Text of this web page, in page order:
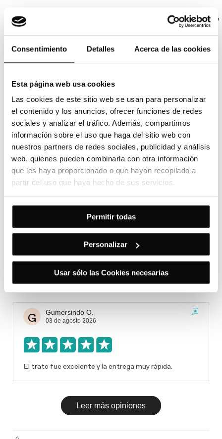
Consentimiento Detalles Acerca de las cookies
Esta página web usa cookies
Las cookies de este sitio web se usan para personalizar
el contenido y los anuncios, ofrecer funciones de redes
sociales y analizar el tráfico. Además, compartimos
información sobre el uso que haga del sitio web con
nuestros partners de redes sociales, publicidad y análisis
web, quienes pueden combinarla con otra información
que les haya proporcionado o que hayan recopilado a
partir del uso que haya hecho de sus servicios.
Permitir todas
Personalizar
Usar sólo las Cookies necesarias
Nadie mejor que los que ya han comprado,
para contar su experiencia
Conoce cómo nos valoran nuestros clientes
9.7sobre 10 basado en456 reseñas
M Maria S. R. P.
06 de agosto 2026
Equipo atento, resolutivo y muy profesional.
S 05 de agosto 2026
Equipo muy profesional, con enfoque en el cliente.
G Gumersindo O.
03 de agosto 2026
El trato fue excelente y la entrega muy rápida.
Leer más opiniones